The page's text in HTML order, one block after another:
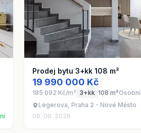
Prodej bytu 3+kk 108 m²
19 990 000 Kč
185 092 Kč/m² 3+kk 108 m²Osobní
Legerova, Praha 2 - Nové Město
06. 08. 2026